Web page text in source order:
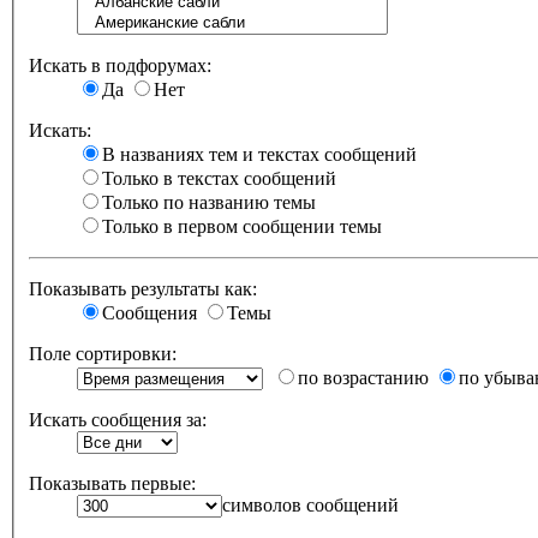
Искать в подфорумах:
Да
Нет
Искать:
В названиях тем и текстах сообщений
Только в текстах сообщений
Только по названию темы
Только в первом сообщении темы
Показывать результаты как:
Сообщения
Темы
Поле сортировки:
по возрастанию
по
Искать сообщения за:
Показывать первые:
символов сообщений